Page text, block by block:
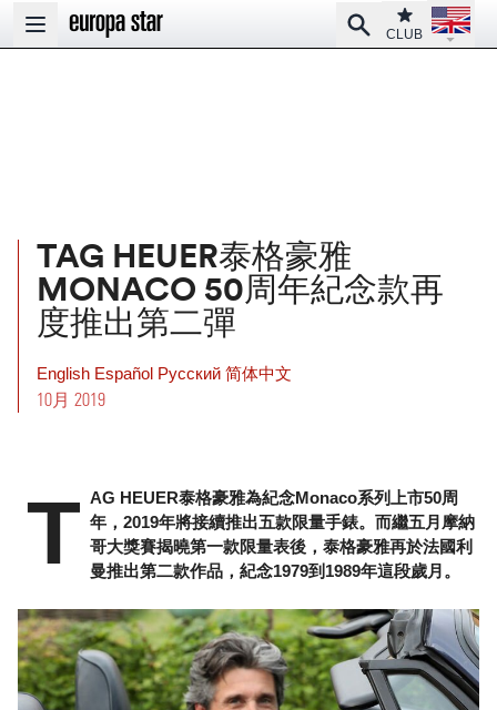
Open main menu
SearchClub
CLUB
Open
TAG HEUER泰格豪雅
MONACO 50周年紀念款再
度推出第二彈
English Español Pусский 简体中文
10月 2019
T AG HEUER泰格豪雅為紀念Monaco系列上市50周
年，2019年將接續推出五款限量手錶。而繼五月摩納
哥大獎賽揭曉第一款限量表後，泰格豪雅再於法國利
曼推出第二款作品，紀念1979到1989年這段歲月。